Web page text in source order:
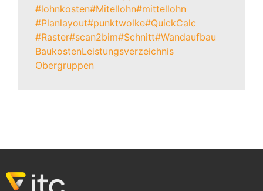
#lohnkosten#Mitellohn#mittellohn
#Planlayout#punktwolke#QuickCalc
#Raster#scan2bim#Schnitt#Wandaufbau
BaukostenLeistungsverzeichnis
Obergruppen